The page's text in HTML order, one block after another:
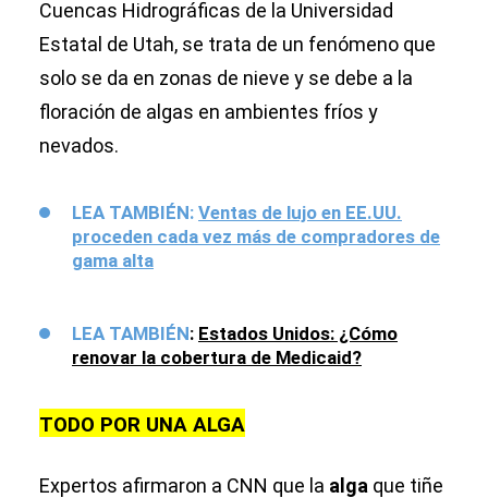
Cuencas Hidrográficas de la Universidad
Estatal de Utah, se trata de un fenómeno que
solo se da en zonas de nieve y se debe a la
floración de algas en ambientes fríos y
nevados.
LEA TAMBIÉN: Ventas de lujo en EE.UU.
proceden cada vez más de compradores de
gama alta
LEA TAMBIÉN: Estados Unidos: ¿Cómo
renovar la cobertura de Medicaid?
TODO POR UNA ALGA
Expertos afirmaron a CNN que la alga que tiñe